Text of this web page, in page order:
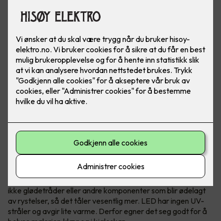
og ute, privat eller i næringsbygg. Det er i tillegg rimelig
og varer lenge!
Fordelene med LED er mange
Lavere strømforbruk er en kjent fordel. LED har dessuten
ikke glødetråder eller andre komponenter som blir ødelagt
av rystelser, så det tåler vesentlig mer. LED har ingen UV-
stråler og avgir lite varme. Derfor egner det seg godt for å